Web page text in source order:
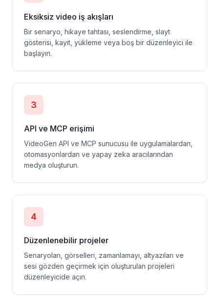
Eksiksiz video iş akışları
Bir senaryo, hikaye tahtası, seslendirme, slayt
gösterisi, kayıt, yükleme veya boş bir düzenleyici ile
başlayın.
3
API ve MCP erişimi
VideoGen API ve MCP sunucusu ile uygulamalardan,
otomasyonlardan ve yapay zeka aracılarından
medya oluşturun.
4
Düzenlenebilir projeler
Senaryoları, görselleri, zamanlamayı, altyazıları ve
sesi gözden geçirmek için oluşturulan projeleri
düzenleyicide açın.